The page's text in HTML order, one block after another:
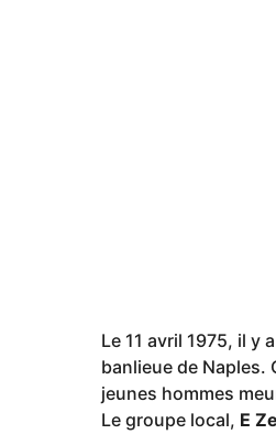
Le 11 avril 1975, il y
banlieue de
jeunes hommes
Le groupe local, E